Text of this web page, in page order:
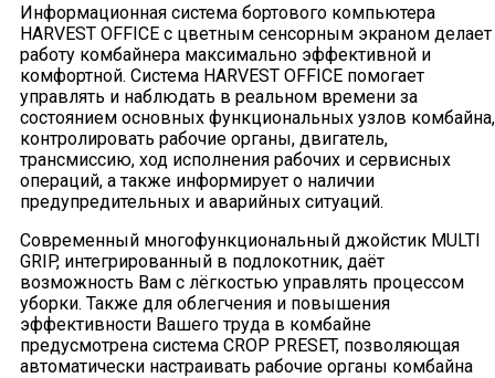
Информационная система бортового компьютера
HARVEST OFFICE с цветным сенсорным экраном делает
работу комбайнера максимально эффективной и
комфортной. Система HARVEST OFFICE помогает
управлять и наблюдать в реальном времени за
состоянием основных функциональных узлов комбайна,
контролировать рабочие органы, двигатель,
трансмиссию, ход исполнения рабочих и сервисных
операций, а также информирует о наличии
предупредительных и аварийных ситуаций.
Современный многофункциональный джойстик MULTI
GRIP, интегрированный в подлокотник, даёт
возможность Вам с лёгкостью управлять процессом
уборки. Также для облегчения и повышения
эффективности Вашего труда в комбайне
предусмотрена система CROP PRESET, позволяющая
автоматически настраивать рабочие органы комбайна